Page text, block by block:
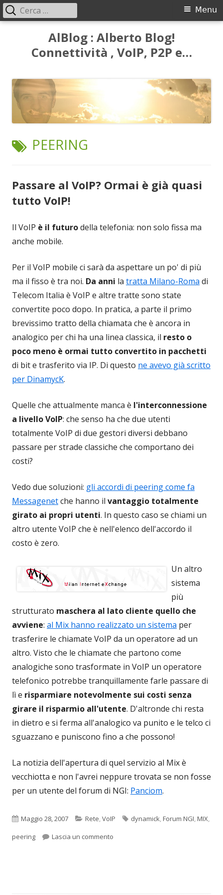
contenuto
AlBlog : Alberto Blog!
Connettività , VoIP, P2P e…
Menu
principale
Menu
Ricerca
per:
TAG:
PEERING
Passare al VoIP? Ormai è già quasi
tutto VoIP!
Il VoIP è il futurodella telefonia: non solo fissa ma
anche mobile.
Per il VoIP mobile ci sarà da aspettare un po' di più
ma il fisso è tra noi. Da anni la tratta Milano-Roma di
Telecom Italia è VoIP e altre tratte sono state
convertite poco dopo. In pratica, a parte il primo
brevissimo tratto della chiamata che è ancora in
analogico per chi ha una linea classica, il resto o
poco meno è ormai tutto convertito in pacchetti
di bit e trasferito via IP. Di questo ne avevo già scritto
per DinamycK.
Quelle che attualmente manca è l'interconnessione
a livello VoIP: che senso ha che due utenti
totalmente VoIP di due gestori diversi debbano
passare per strade classiche che comportano dei
costi?
Vedo due soluzioni: gli accordi di peering come fa
Messagenetche hanno il vantaggio totalmente
girato ai propri utenti. In questo caso se chiami un
altro utente VoIP che è nell'elenco dell'accordo il
costo è zero.
Un altro
sistema
più
strutturato maschera al lato cliente quello che
avviene: al Mix hanno realizzato un sistema per
trasferire le chiamate VoIP da un operatore ad un
altro. Visto che le chiamate che partono come
analogiche sono trasformate in VoIP un operatore
telefonico potrebbe tranquillamente farle passare di
lì e risparmiare notevolmente sui costi senza
girare il risparmio all'utente. D'altronde chi resta
in dietro e si ferma all'analogico va punito e le telco ci
sguazzano e puniscono fino a che possono!
La notizia dell'apertura di quel servizio al Mix è
vecchiotta e non l'avrei neppure trovata se non fosse
per un utente del forum di NGI: Panciom.
Pubblicato
Maggio 28, 2007 Categorie
Rete,VoIP Tag
dynamick,Forum NGI,MIX,
peering
Lascia un commento